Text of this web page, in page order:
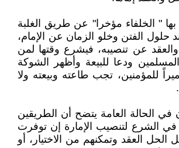
بها " الخلفاء مؤخرا" عن طريق الغلبة
حلول الفتن وخلو الزمان عن الإمام،
عن تنصيبه، فيشرع وقتها لمن
ودعا للبيعة وأظهر الشوكة
للمؤمنين، تجب طاعته وبيعته ولا
في الحالة العامة يتضح أن الطريقين
في الشرع لتنصيب الإمارة إن توفرت
العقد وتمكنهم من الاختيار، أو